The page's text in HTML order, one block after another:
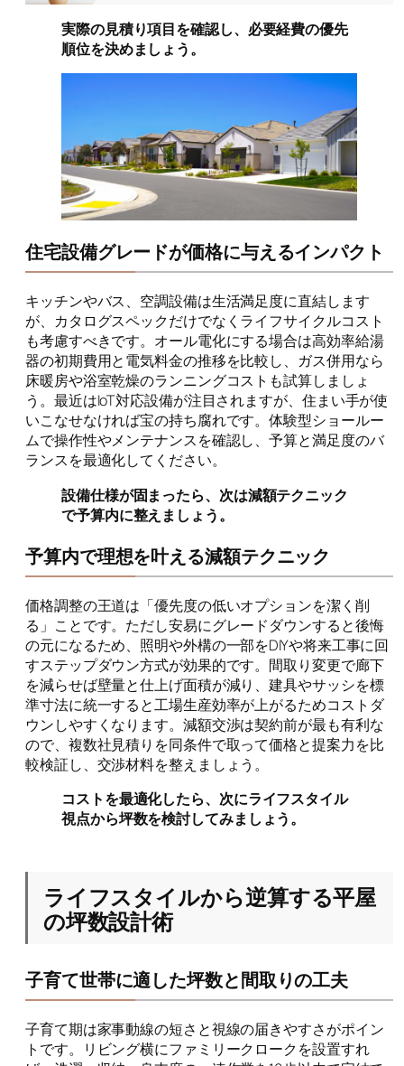
実際の見積り項目を確認し、必要経費の優先
順位を決めましょう。
住宅設備グレードが価格に与えるインパクト
キッチンやバス、空調設備は生活満足度に直結します
が、カタログスペックだけでなくライフサイクルコスト
も考慮すべきです。オール電化にする場合は高効率給湯
器の初期費用と電気料金の推移を比較し、ガス併用なら
床暖房や浴室乾燥のランニングコストも試算しましょ
う。最近はIoT対応設備が注目されますが、住まい手が使
いこなせなければ宝の持ち腐れです。体験型ショールー
ムで操作性やメンテナンスを確認し、予算と満足度のバ
ランスを最適化してください。
設備仕様が固まったら、次は減額テクニック
で予算内に整えましょう。
予算内で理想を叶える減額テクニック
価格調整の王道は「優先度の低いオプションを潔く削
る」ことです。ただし安易にグレードダウンすると後悔
の元になるため、照明や外構の一部をDIYや将来工事に回
すステップダウン方式が効果的です。間取り変更で廊下
を減らせば壁量と仕上げ面積が減り、建具やサッシを標
準寸法に統一すると工場生産効率が上がるためコストダ
ウンしやすくなります。減額交渉は契約前が最も有利な
ので、複数社見積りを同条件で取って価格と提案力を比
較検証し、交渉材料を整えましょう。
コストを最適化したら、次にライフスタイル
視点から坪数を検討してみましょう。
ライフスタイルから逆算する平屋
の坪数設計術
子育て世帯に適した坪数と間取りの工夫
子育て期は家事動線の短さと視線の届きやすさがポイン
トです。リビング横にファミリークロークを設置すれ